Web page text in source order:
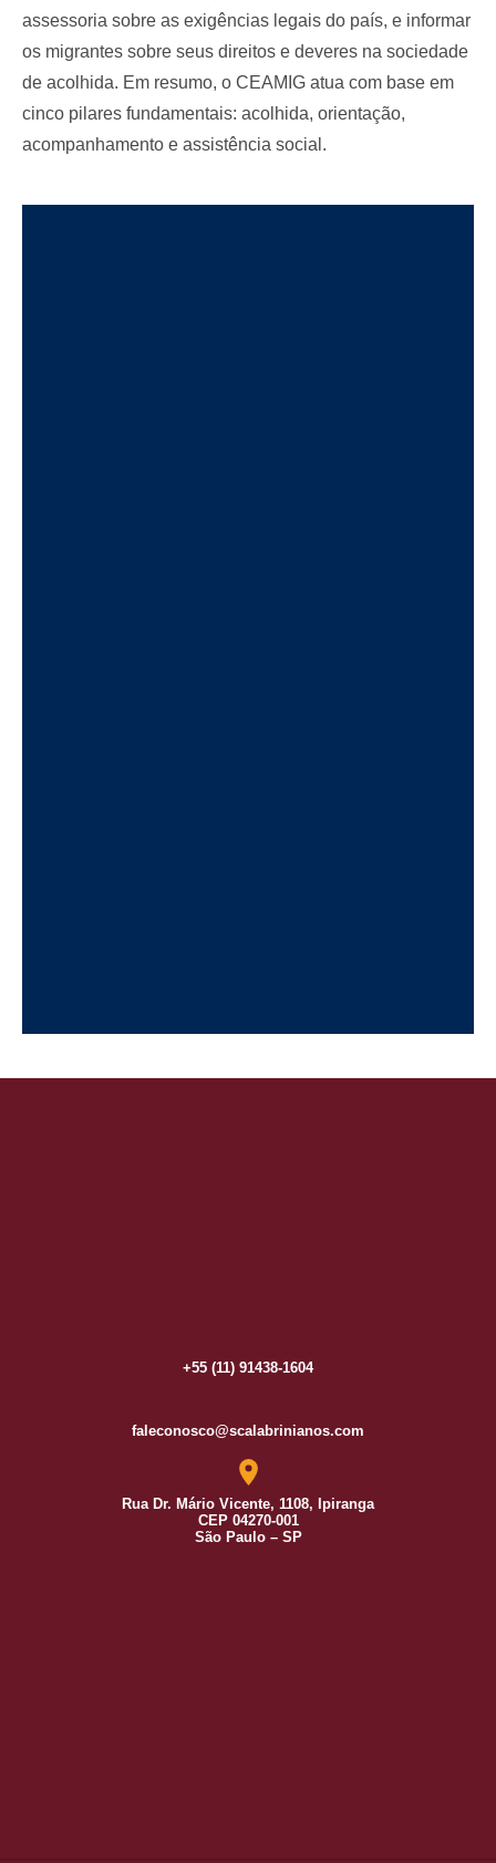
assessoria sobre as exigências legais do país, e informar
os migrantes sobre seus direitos e deveres na sociedade
de acolhida. Em resumo, o CEAMIG atua com base em
cinco pilares fundamentais: acolhida, orientação,
acompanhamento e assistência social.
+55 (11) 91438-1604
faleconosco@scalabrinianos.com
Rua Dr. Mário Vicente, 1108, Ipiranga
CEP 04270-001
São Paulo – SP